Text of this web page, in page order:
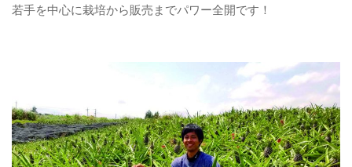
若手を中心に栽培から販売までパワー全開です！